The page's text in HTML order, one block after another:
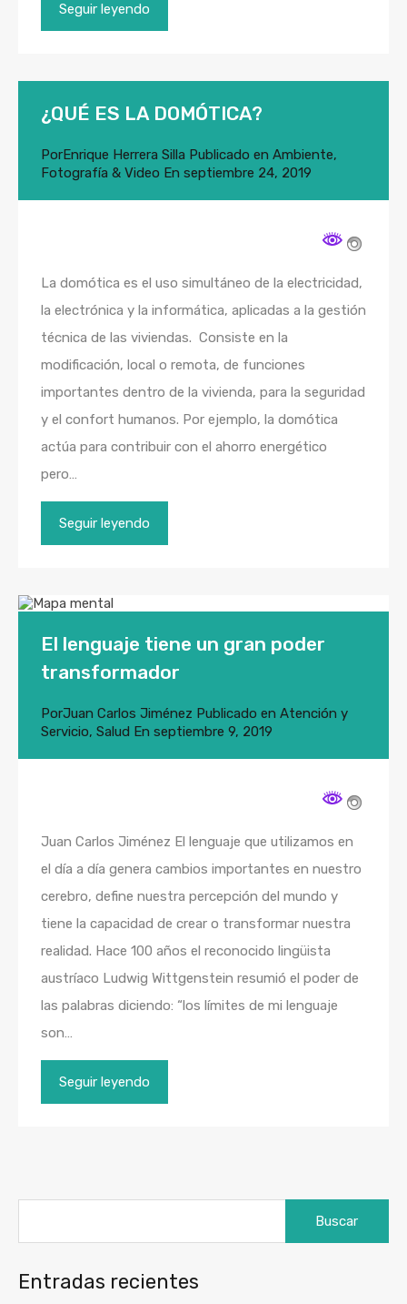
Seguir leyendo
¿QUÉ ES LA DOMÓTICA?
PorEnrique Herrera Silla Publicado en Ambiente,
Fotografía & Video En septiembre 24, 2019
La domótica es el uso simultáneo de la electricidad,
la electrónica y la informática, aplicadas a la gestión
técnica de las viviendas. Consiste en la
modificación, local o remota, de funciones
importantes dentro de la vivienda, para la seguridad
y el confort humanos. Por ejemplo, la domótica
actúa para contribuir con el ahorro energético
pero…
Seguir leyendo
El lenguaje tiene un gran poder
transformador
PorJuan Carlos Jiménez Publicado en Atención y
Servicio, Salud En septiembre 9, 2019
Juan Carlos Jiménez El lenguaje que utilizamos en
el día a día genera cambios importantes en nuestro
cerebro, define nuestra percepción del mundo y
tiene la capacidad de crear o transformar nuestra
realidad. Hace 100 años el reconocido lingüista
austríaco Ludwig Wittgenstein resumió el poder de
las palabras diciendo: “los límites de mi lenguaje
son…
Seguir leyendo
Entradas recientes